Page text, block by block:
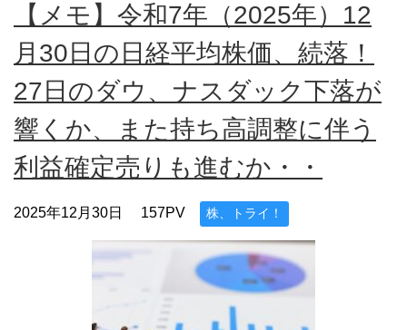
【メモ】令和7年（2025年）12
月30日の日経平均株価、続落！
27日のダウ、ナスダック下落が
響くか、また持ち高調整に伴う
利益確定売りも進むか・・
2025年12月30日 157PV 株、トライ！